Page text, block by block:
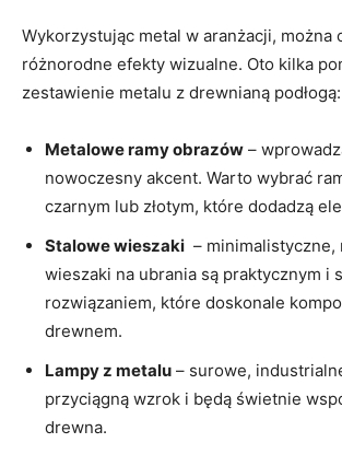
Wykorzystując metal w aranżacji, można
różnorodne efekty wizualne. Oto kilka
zestawienie metalu‍ z drewnianą podłogą:
Metalowe ramy obrazów –
nowoczesny akcent. Warto wybrać⁤
czarnym lub ‌złotym, które dodadzą
Stalowe wieszaki
– minimalistyczne,
wieszaki na ubrania są praktycznym i
⁣rozwiązaniem, które doskonale
drewnem.
Lampy z metalu – surowe,
przyciągną wzrok ‍i będą świetnie
drewna.